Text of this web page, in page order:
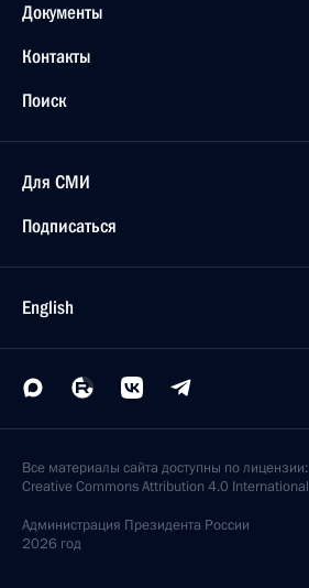
Документы
Контакты
Поиск
Для СМИ
Подписаться
English
Все материалы сайта доступны по лицензии:
Creative Commons Attribution 4.0 International
Администрация Президента России
2026 год